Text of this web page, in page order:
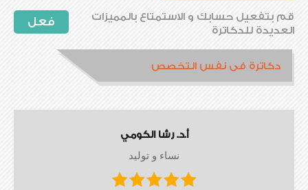
فعل
قم بتفعيل حسابك و الاستمتاع بالمميزات
العديدة للدكاترة
دكاترة فى نفس التخصص
أ.د. رشا الكومي
نساء و توليد